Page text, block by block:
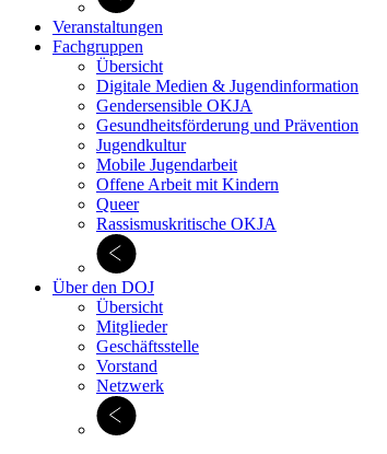
Veranstaltungen
Fachgruppen
Übersicht
Digitale Medien & Jugend­information
Gendersensible OKJA
Gesundheitsförderung und Prävention
Jugendkultur
Mobile Jugendarbeit
Offene Arbeit mit Kindern
Queer
Rassismuskritische OKJA
Über den DOJ
Übersicht
Mitglieder
Geschäftsstelle
Vorstand
Netzwerk